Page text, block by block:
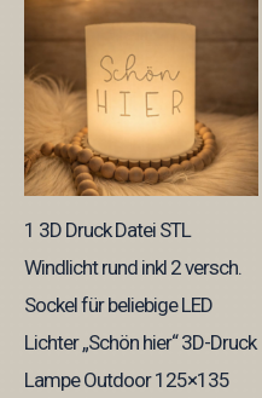
1 3D Druck Datei STL
Windlicht rund inkl 2 versch.
Sockel für beliebige LED
Lichter „Schön hier“ 3D-Druck
Lampe Outdoor 125×135